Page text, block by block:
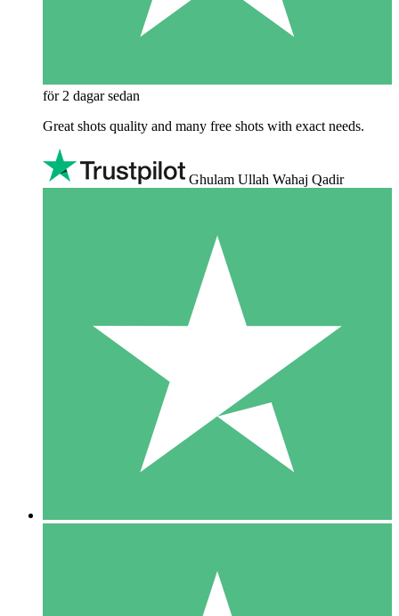
för 2 dagar sedan
Great shots quality and many free shots with exact needs.
Ghulam Ullah Wahaj Qadir